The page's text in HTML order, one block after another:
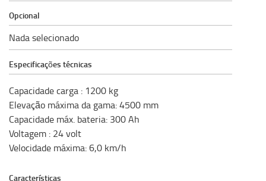
Opcional
Nada selecionado
Especificações técnicas
Capacidade carga : 1200 kg
Elevação máxima da gama:4500 mm
Capacidade máx. bateria: 300Ah
Voltagem : 24volt
Velocidade máxima:6,0 km/h
Características